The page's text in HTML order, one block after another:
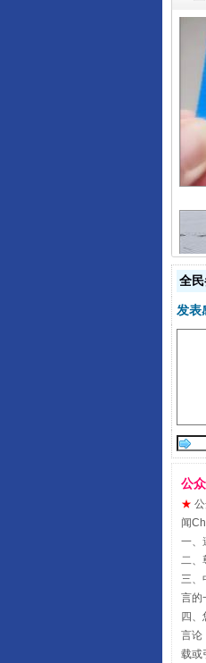
全
发表
公
★
闻
一、
二、
三、
言的
四
言论
载或